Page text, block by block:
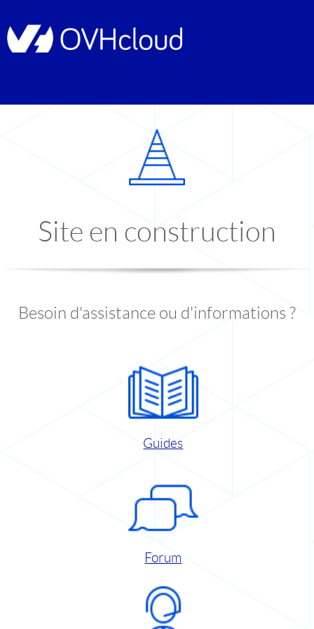
Site en construction
Besoin d'assistance ou d'informations ?
Guides
Forum